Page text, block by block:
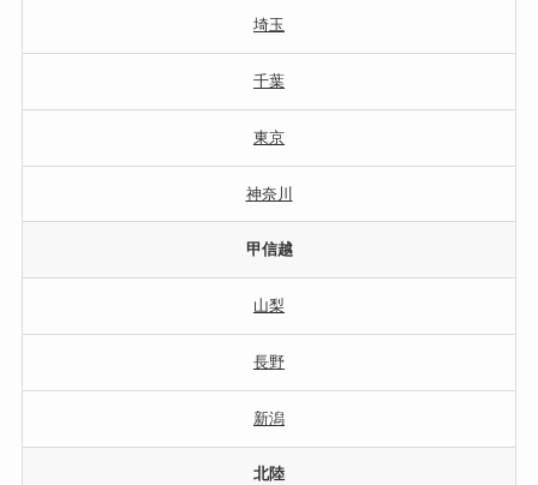
埼玉
千葉
東京
神奈川
甲信越
山梨
長野
新潟
北陸